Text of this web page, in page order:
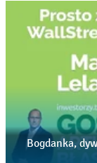
przekazania Marek Lelątko.
następujące
finansowe,
wyniki za I
spółki, 05:24 –
największe
kryzysie
Bogdanka,